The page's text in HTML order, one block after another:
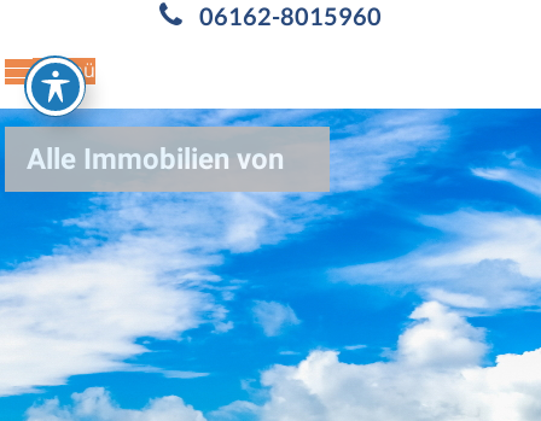
Menü
06162-8015960
Alle Immobilien von